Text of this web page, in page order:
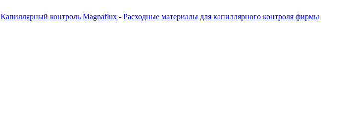
Капиллярный контроль Magnaflux - Расходные материалы для капиллярного контроля фирмы